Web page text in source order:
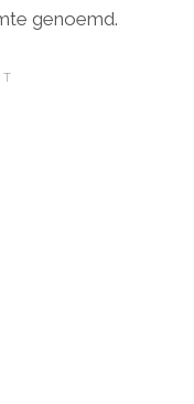
genoemd.